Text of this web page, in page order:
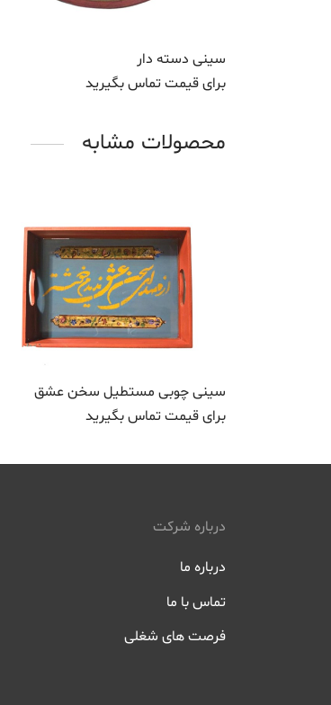
سینی دسته دار
برای قیمت تماس بگیرید
محصولات مشابه
سینی چوبی مستطیل سخن عشق
برای قیمت تماس بگیرید
درباره شرکت
درباره ما
تماس با ما
فرصت های شغلی